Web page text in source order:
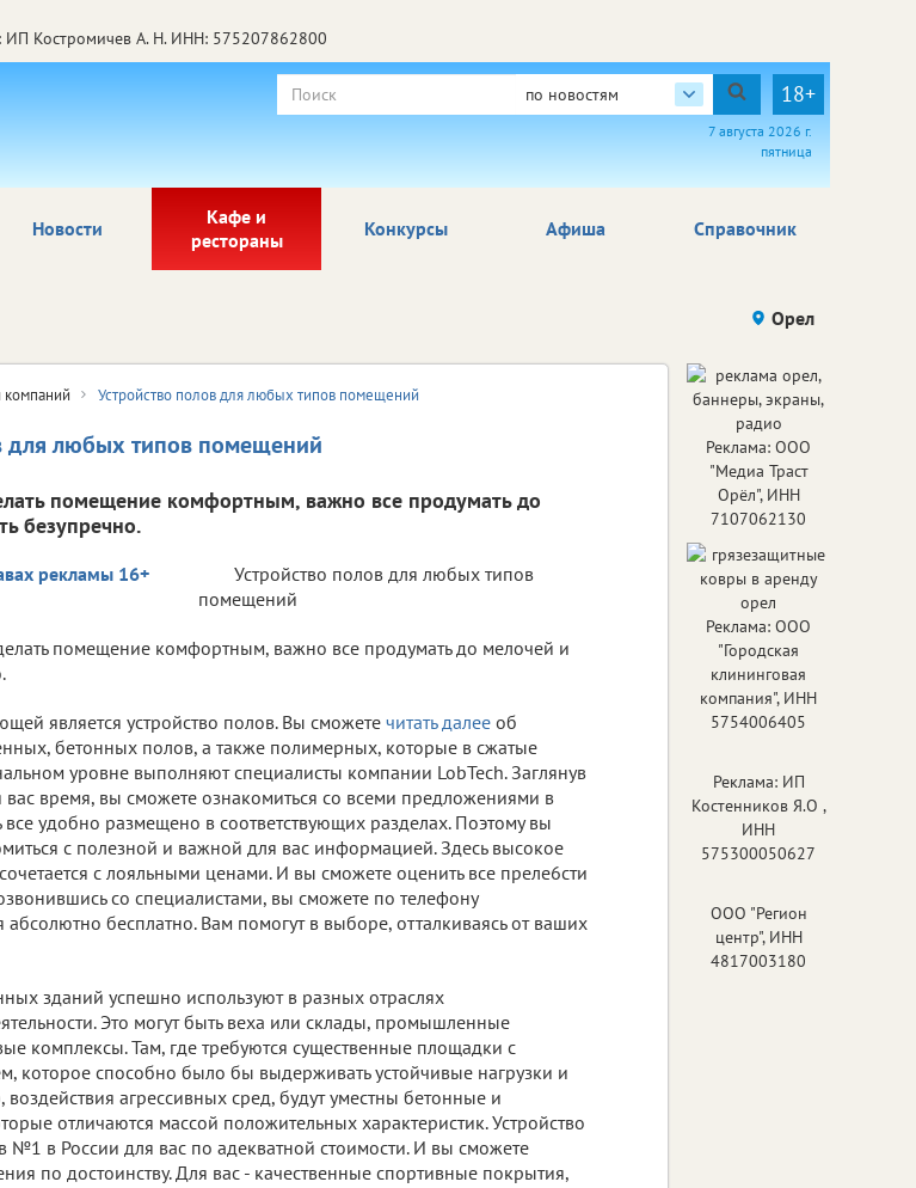
ИП Костромичев А. Н. ИНН: 575207862800
по новостям 18+
7 августа 2026 г.
пятница
Новости
Кафе и
рестораны
Афиша Справочник
Конкурсы
Орел
компаний Устройство полов для любых типов помещений
для любых типов помещений
помещение комфортным, важно все продумать до
безупречно.
рекламы 16+
Устройство полов для любых типов
помещений
помещение комфортным, важно все продумать до мелочей и
является устройство полов. Вы сможете читать далее об
бетонных полов, а также полимерных, которые в сжатые
уровне выполняют специалисты компании LobTech. Заглянув
вас время, вы сможете ознакомиться со всеми предложениями в
удобно размещено в соответствующих разделах. Поэтому вы
с полезной и важной для вас информацией. Здесь высокое
с лояльными ценами. И вы сможете оценить все преле6сти
со специалистами, вы сможете по телефону
абсолютно бесплатно. Вам помогут в выборе, отталкиваясь от ваших
зданий успешно используют в разных отраслях
Это могут быть веха или склады, промышленные
комплексы. Там, где требуются существенные площадки с
которое способно было бы выдерживать устойчивые нагрузки и
агрессивных сред, будут уместны бетонные и
отличаются массой положительных характеристик. Устройство
в России для вас по адекватной стоимости. И вы сможете
по достоинству. Для вас - качественные спортивные покрытия,
Реклама: ООО
"Медиа Траст
Орёл", ИНН
7107062130
Реклама: ООО
"Городская
клининговая
компания", ИНН
5754006405
Реклама: ИП
Костенников Я.О ,
ИНН
575300050627
ООО "Регион
центр", ИНН
4817003180